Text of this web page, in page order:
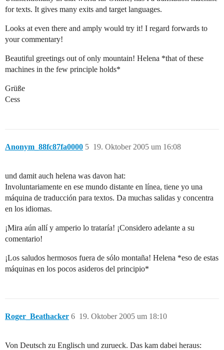
for texts. It gives many exits and target languages.
Looks at even there and amply would try it! I regard forwards to
your commentary!
Beautiful greetings out of only mountain! Helena *that of these
machines in the few principle holds*
Grüße
Cess
Anonym_88fc87fa0000 19. Oktober 2005 um 16:08
5
und damit auch helena was davon hat:
Involuntariamente en ese mundo distante en línea, tiene yo una
máquina de traducción para textos. Da muchas salidas y concentra
en los idiomas.
¡Mira aún allí y amperio lo trataría! ¡Considero adelante a su
comentario!
¡Los saludos hermosos fuera de sólo montaña! Helena *eso de estas
máquinas en los pocos asideros del principio*
Roger_Beathacker 19. Oktober 2005 um 18:10
6
Von Deutsch zu Englisch und zurueck. Das kam dabei heraus: